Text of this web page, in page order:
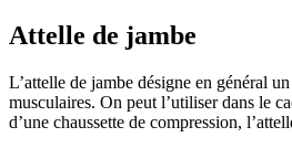
Attelle de jambe
L’attelle de jambe désigne en général
musculaires. On peut l’utiliser dans le
d’une chaussette de compression,